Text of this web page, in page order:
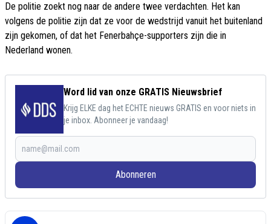
De politie zoekt nog naar de andere twee verdachten. Het kan
volgens de politie zijn dat ze voor de wedstrijd vanuit het buitenland
zijn gekomen, of dat het Fenerbahçe-supporters zijn die in
Nederland wonen.
Word lid van onze GRATIS Nieuwsbrief
Krijg ELKE dag het ECHTE nieuws GRATIS en voor niets in
je inbox. Abonneer je vandaag!
Abonneren